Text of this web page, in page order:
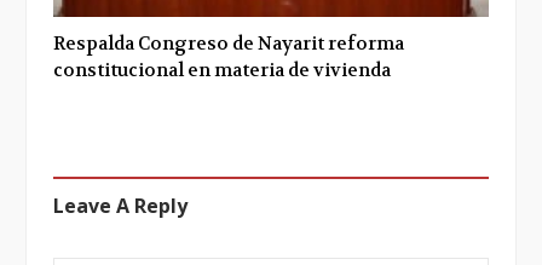
Respalda Congreso de Nayarit reforma
constitucional en materia de vivienda
Leave A Reply